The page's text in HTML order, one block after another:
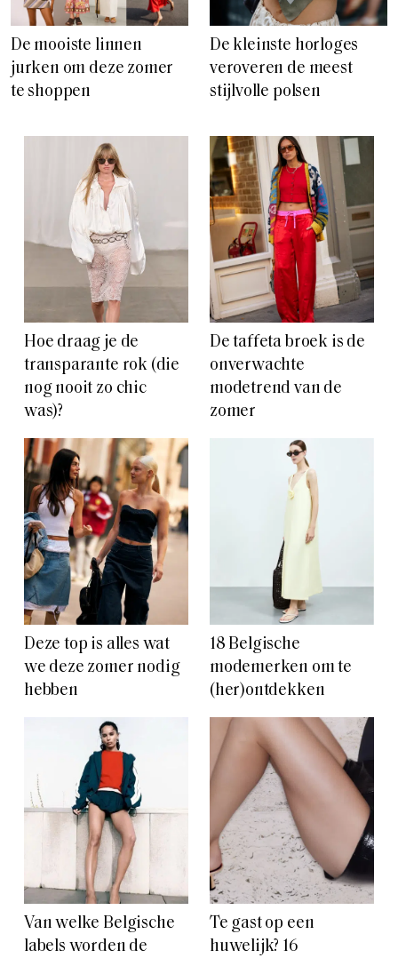
De mooiste linnen
jurken om deze zomer
te shoppen
De kleinste horloges
veroveren de meest
stijlvolle polsen
Hoe draag je de
transparante rok (die
nog nooit zo chic
was)?
De taffeta broek is de
onverwachte
modetrend van de
zomer
Deze top is alles wat
we deze zomer nodig
hebben
18 Belgische
modemerken om te
(her)ontdekken
Van welke Belgische
labels worden de
Te gast op een
huwelijk? 16